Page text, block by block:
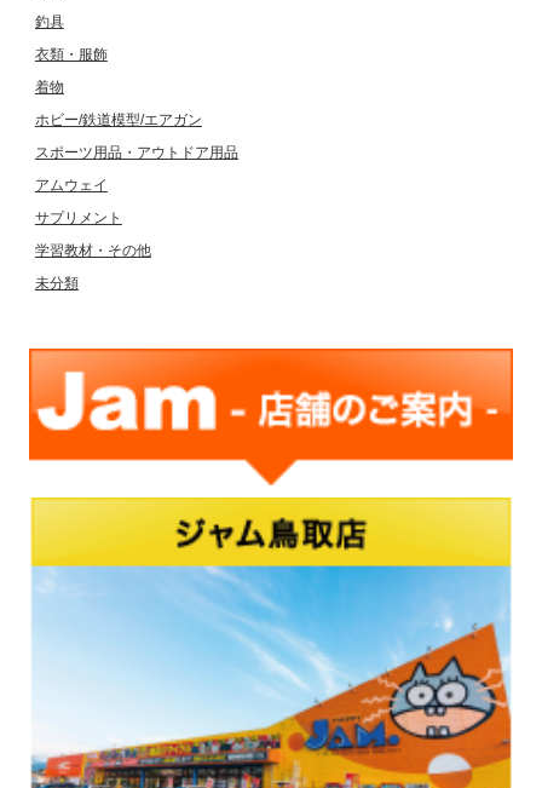
釣具
衣類・服飾
着物
ホビー/鉄道模型/エアガン
スポーツ用品・アウトドア用品
アムウェイ
サプリメント
学習教材・その他
未分類